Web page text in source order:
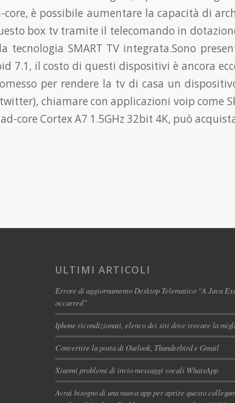
core, è possibile aumentare la capacità di
box tv tramite il telecomando in
SMART TV integrata.Sono
7.1, il costo di questi dispositivi è ancora
per rendere la tv di casa un
chiamare con applicazioni voip come
core Cortex A7 1.5GHz 32bit 4K, può
ULTIMI ARTICOLI
Errore di aggiornamento Desktop Telematico “A Java
occurred”
Iphone ricondizionati, elenco dei siti dove trovare la
Convertire la posta di Outlook, Thunderbird e Gmail
Xiaomi problemi di invio messaggi vocali WhatsApp
Avrai bisogno di una nuova app per aprire questo